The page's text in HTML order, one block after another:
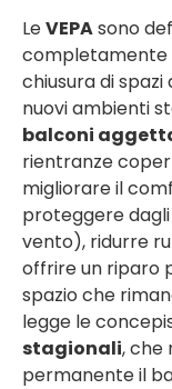
LeVEPAsono
completamente
chiusura di
nuovi ambienti
balconi
rientranze
migliorare il
proteggere
vento), ridurre
offrire un riparo
spazio che
legge le
stagionali, che
permanente il